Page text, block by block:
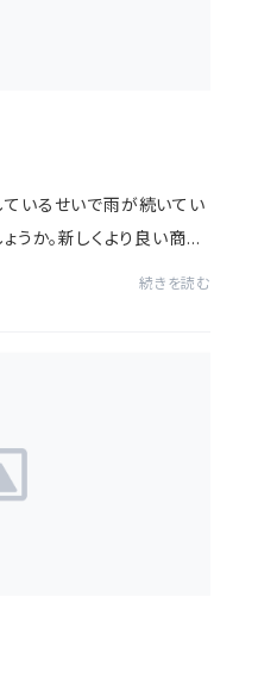
いるせいで雨が続いてい
うか。新しくより良い商品
の販売を停
続きを読む